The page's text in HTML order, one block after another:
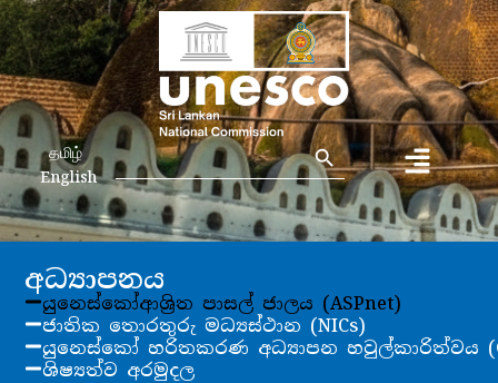
தமிழ்
English
Search
for:
Search Button
අධ්‍යාපනය
යුනෙස්කෝආශ්‍රිත පාසල් ජාලය (ASPnet)
ජාතික තොරතුරු මධ්‍යස්ථාන (NICs)
යුනෙස්කෝ හරිතකරණ අධ්‍යාපන හවුල්කාරිත්වය
ශිෂ්‍යත්ව අරමුදල